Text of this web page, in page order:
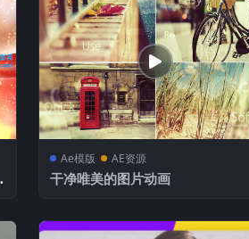
Ae模版 AE资源
干净唯美的图片动画